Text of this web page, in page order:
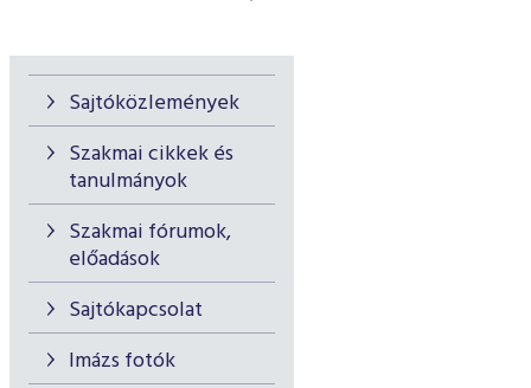
Sajtóközlemények
Szakmai cikkek és
tanulmányok
Szakmai fórumok,
előadások
Sajtókapcsolat
Imázs fotók